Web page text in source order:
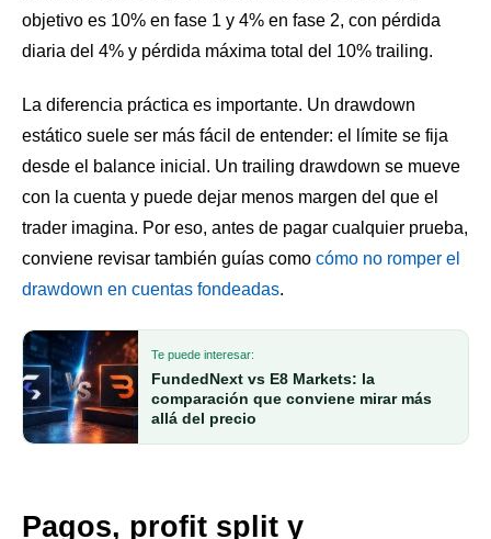
objetivo es 10% en fase 1 y 4% en fase 2, con pérdida
diaria del 4% y pérdida máxima total del 10% trailing.
La diferencia práctica es importante. Un drawdown
estático suele ser más fácil de entender: el límite se fija
desde el balance inicial. Un trailing drawdown se mueve
con la cuenta y puede dejar menos margen del que el
trader imagina. Por eso, antes de pagar cualquier prueba,
conviene revisar también guías como cómo no romper el
drawdown en cuentas fondeadas.
Te puede interesar:
FundedNext vs E8 Markets: la
comparación que conviene mirar más
allá del precio
Pagos, profit split y